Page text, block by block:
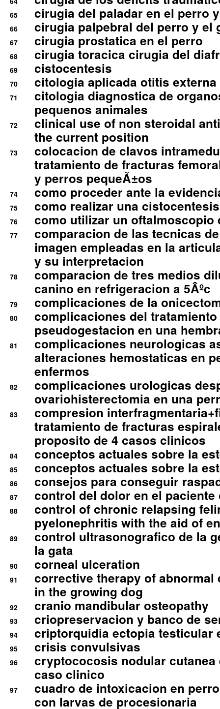
65 cirugia del paladar en el perro
66 cirugia palpebral del perro y el
67 cirugia prostatica en el perro
68 cirugia toracica cirugia del
69 cistocentesis
70 citologia aplicada otitis externa
71
citologia diagnostica de
pequenos animales
72
clinical use of non steroidal
the current position
73
colocacion de clavos
tratamiento de fracturas
y perros pequeÃ±os
74 como proceder ante la
75 como realizar una
76 como utilizar un oftalmoscopio
77
comparacion de las tecnicas
imagen empleadas en la
y su interpretacion
78
comparacion de tres medios
canino en refrigeracion a 5Âºc
79 complicaciones de la
80
complicaciones del
pseudogestacion en una
81
complicaciones neurologicas
alteraciones hemostaticas en
enfermos
82
complicaciones urologicas
ovariohisterectomia en una
83
compresion
tratamiento de fracturas
proposito de 4 casos clinicos
84 conceptos actuales sobre la
85 conceptos actuales sobre la
86 consejos para conseguir
87 control del dolor en el
88
control of chronic relapsing
pyelonephritis with the aid of
89
control ultrasonografico de la
la gata
90 corneal ulceration
91
corrective therapy of abnormal
in the growing dog
92 cranio mandibular osteopathy
93 criopreservacion y banco de
94 criptorquidia ectopia testicular
95 crisis convulsivas
96
cryptococosis nodular cutanea
caso clinico
97
cuadro de intoxicacion en
con larvas de procesionaria